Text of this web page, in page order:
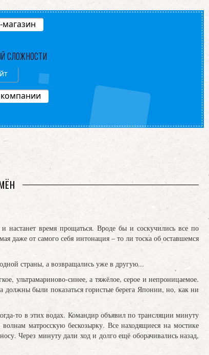
СЛОЖНОСТИ
время прощаться. Вроде бы и соскучились все по
даже от самого себя интонация – то ли тоска об оставшемся
страны, а возвращались уже в другую...
ультрамариново-синее, а тяжёлое, серое и непроницаемое.
должны были показаться гористые берега Японии, но, как ни
то в этих водах. Командир объявил по трансляции минуту
матросскую бескозырку. Все находящиеся на мостике
Через минуту дали ход и долго ещё оборачивались назад,